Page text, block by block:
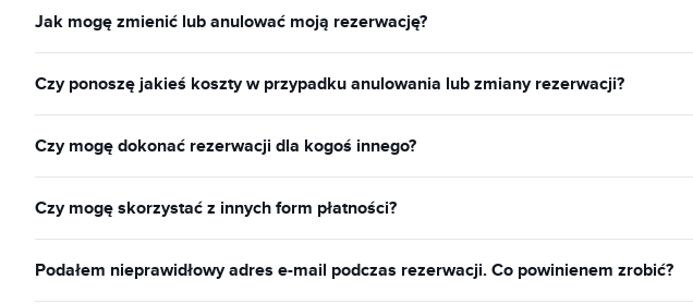
Jak mogę zmienić lub anulować moją rezerwację?
Czy ponoszę jakieś koszty w przypadku anulowania lub zmiany rezerwacji?
Czy mogę dokonać rezerwacji dla kogoś innego?
Czy mogę skorzystać z innych form płatności?
Podałem nieprawidłowy adres e-mail podczas rezerwacji. Co powinienem zrobić?